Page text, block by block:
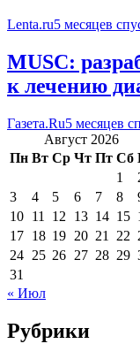
Lenta.ru5 месяцев
MUSC:
к лечению
Газета.Ru5 месяцев
Август 2026
Пн Вт Ср Чт Пт Сб
1
3
4 5 6 7 8
10 11 12 13 14 15
17 18 19 20 21 22
24 25 26 27 28 29
31
« Июл
Рубрики